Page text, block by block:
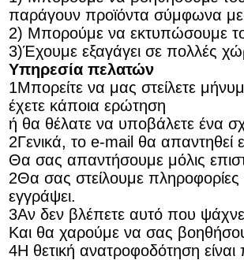
παράγουν προϊόντα σύμφωνα με
2) Μπορούμε να εκτυπώσουμε
3)Έχουμε εξαγάγει σε πολλές
Υπηρεσία πελατών
1Μπορείτε να μας στείλετε
έχετε κάποια ερώτηση
ή θα θέλατε να υποβάλετε ένα
2Γενικά, το e-mail θα
Θα σας απαντήσουμε μόλις
2Θα σας στείλουμε
εγγράψει.
3Αν δεν βλέπετε αυτό που
Και θα χαρούμε να σας
4Η θετική ανατροφοδότηση